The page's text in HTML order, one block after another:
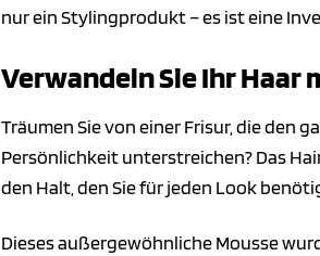
nur ein Stylingprodukt – es ist eine
Verwandeln Sie Ihr Haar
Träumen Sie von einer Frisur, die den
Persönlichkeit unterstreichen? Das
den Halt, den Sie für jeden Look
Dieses außergewöhnliche Mousse